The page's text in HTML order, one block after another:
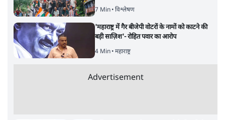
7 Min• विश्लेषण
'महाराष्ट्र में गैर बीजेपी वोटरों के नामों को काटने की
बड़ी साज़िश'- रोहित पवार का आरोप
4 Min• महाराष्ट्र
Advertisement